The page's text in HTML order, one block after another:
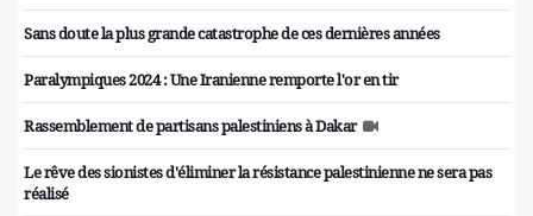
Sans doute la plus grande catastrophe de ces dernières années
Paralympiques 2024 : Une Iranienne remporte l'or en tir
Rassemblement de partisans palestiniens à Dakar
Le rêve des sionistes d'éliminer la résistance palestinienne ne sera pas
réalisé